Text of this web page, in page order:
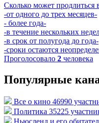
Сколько может
-от одного до трех месяцев-
- более года-
-в течение нескольких
-в срок от полугода до года-
-сроки остаются
Проголосовало 2 человека
Популярные
Все о кино 46990
Политика 35225
Ньюсленд и его